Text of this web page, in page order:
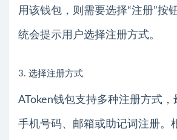
用该钱包，则需要选择“注册”按
统会提示用户选择注册方式。
3. 选择注册方式
AToken钱包支持多种注册方式
手机号码、邮箱或助记词注册。